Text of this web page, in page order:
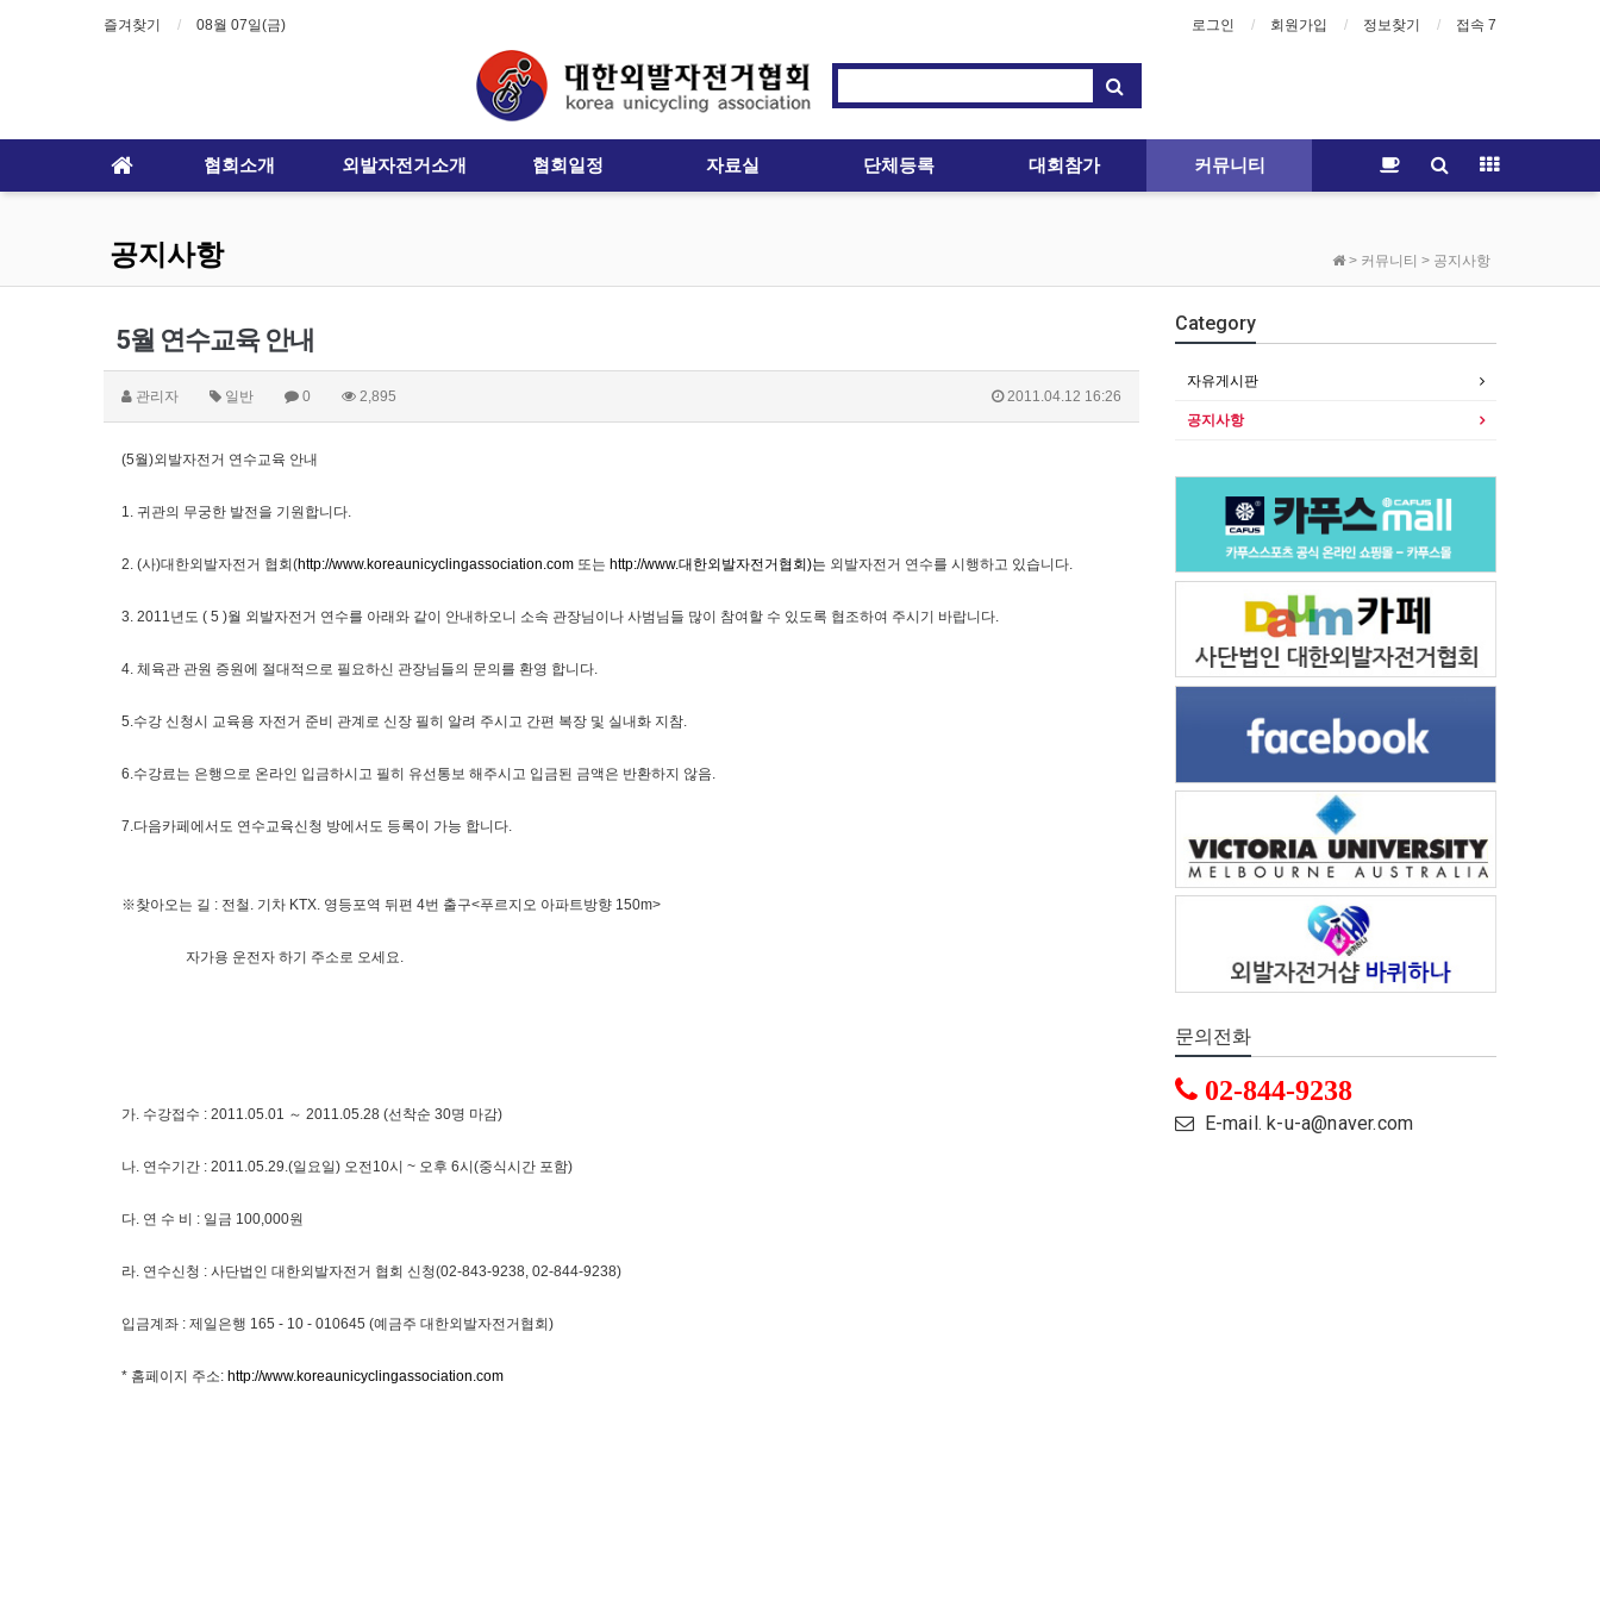
즐겨찾기 08월 07일(금) 로그인 회원가입 정보찾기 접속 7
협회소개 외발자전거소개 협회일정 자료실 단체등록 대회참가 커뮤니티
공지사항 > 커뮤니티 > 공지사항
5월 연수교육 안내
관리자 일반 0 2,895 2011.04.12 16:26
(5월)외발자전거 연수교육 안내
1. 귀관의 무궁한 발전을 기원합니다.
2. (사)대한외발자전거 협회(http://www.koreaunicyclingassociation.com 또는 http://www.대한외발자전거협회)는 외발자전거 연수를 시행하고 있습니다.
3. 2011년도 ( 5 )월 외발자전거 연수를 아래와 같이 안내하오니 소속 관장님이나 사범님들 많이 참여할 수 있도록 협조하여 주시기 바랍니다.
4. 체육관 관원 증원에 절대적으로 필요하신 관장님들의 문의를 환영 합니다.
5.수강 신청시 교육용 자전거 준비 관계로 신장 필히 알려 주시고 간편 복장 및 실내화 지참.
6.수강료는 은행으로 온라인 입금하시고 필히 유선통보 해주시고 입금된 금액은 반환하지 않음.
7.다음카페에서도 연수교육신청 방에서도 등록이 가능 합니다.
※찾아오는 길 : 전철. 기차 KTX. 영등포역 뒤편 4번 출구<푸르지오 아파트방향 150m>
자가용 운전자 하기 주소로 오세요.
가. 수강접수 : 2011.05.01 ～ 2011.05.28 (선착순 30명 마감)
나. 연수기간 : 2011.05.29.(일요일) 오전10시 ~ 오후 6시(중식시간 포함)
다. 연 수 비 : 일금 100,000원
라. 연수신청 : 사단법인 대한외발자전거 협회 신청(02-843-9238, 02-844-9238)
입금계좌 : 제일은행 165 - 10 - 010645 (예금주 대한외발자전거협회)
* 홈페이지 주소: http://www.koreaunicyclingassociation.com
Category
자유게시판
공지사항
문의전화
02-844-9238
E-mail. k-u-a@naver.com